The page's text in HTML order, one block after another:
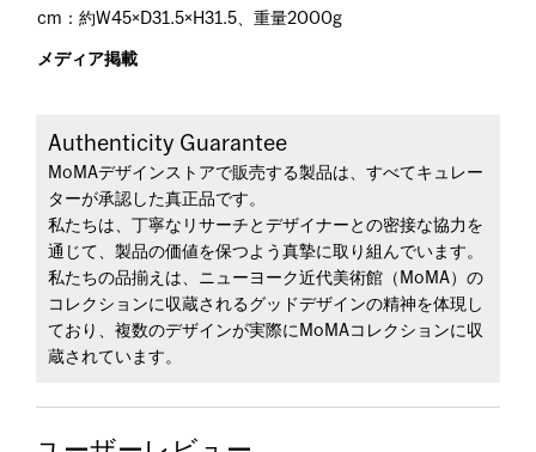
cm：約W45×D31.5×H31.5、重量2000g
メディア掲載
Authenticity Guarantee
MoMAデザインストアで販売する製品は、すべてキュレー
ターが承認した真正品です。
私たちは、丁寧なリサーチとデザイナーとの密接な協力を
通じて、製品の価値を保つよう真摯に取り組んでいます。
私たちの品揃えは、ニューヨーク近代美術館（MoMA）の
コレクションに収蔵されるグッドデザインの精神を体現し
ており、複数のデザインが実際にMoMAコレクションに収
蔵されています。